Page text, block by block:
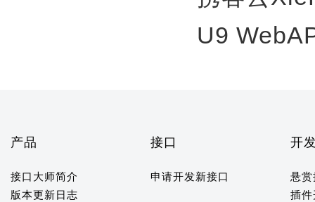
U9
产品
接口大师简介
版本更新日志
接口
申请开发新接口
开
悬
插